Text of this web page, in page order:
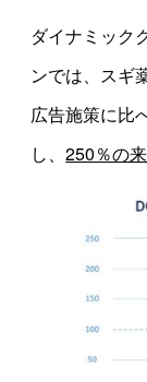
ダイナミック
ンでは、スギ
広告施策に比
し、250％の